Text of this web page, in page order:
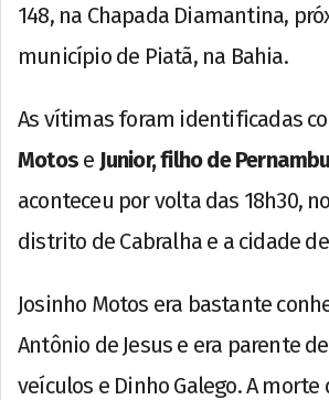
148, na Chapada Diamantina,
município de Piatã, na Bahia.
As vítimas foram identificadas
Motos e Junior, filho de
aconteceu por volta das 18h30,
distrito de Cabralha e a cidade
Josinho Motos era bastante
Antônio de Jesus e era parente
veículos e Dinho Galego. A morte